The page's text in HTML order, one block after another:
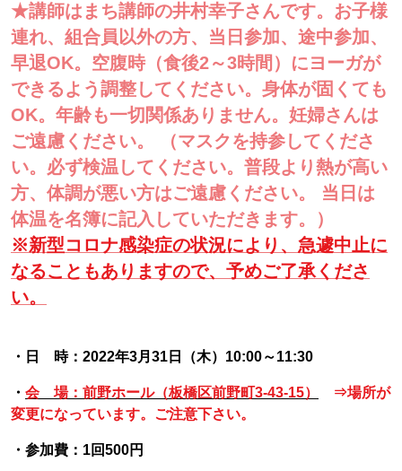
★講師はまち講師の井村幸子さんです。お子様
連れ、組合員以外の方、当日参加、途中参加、
早退OK。空腹時（食後2～3時間）にヨーガが
できるよう調整してください。身体が固くても
OK。年齢も一切関係ありません。妊婦さんは
ご遠慮ください。 （マスクを持参してくださ
い。必ず検温してください。普段より熱が高い
方、体調が悪い方はご遠慮ください。 当日は
体温を名簿に記入していただきます。）
※新型コロナ感染症の状況により、急遽中止に
なることもありますので、予めご了承くださ
い。
・日 時：2022年3月31日（木）10:00～11:30
・ 会 場：前野ホール（板橋区前野町3-43-15）
⇒場所が
変更になっています。ご注意下さい。
・参加費：1回500円